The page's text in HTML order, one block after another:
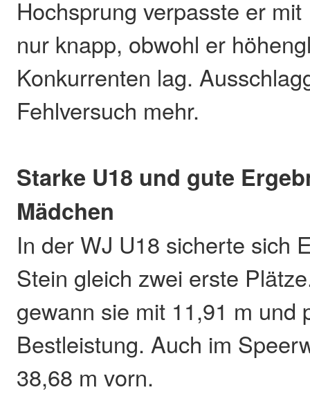
Hochsprung verpasste er
nur knapp, obwohl er
Konkurrenten lag.
Fehlversuch mehr.
Starke U18 und gute
Mädchen
In der WJ U18 sicherte sich
Stein gleich zwei erste
gewann sie mit 11,91 m und
Bestleistung. Auch im
38,68 m vorn.